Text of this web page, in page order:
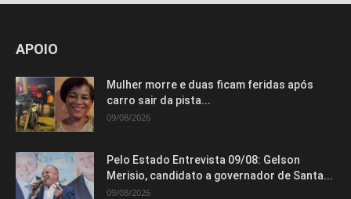
APOIO
Mulher morre e duas ficam feridas após
carro sair da pista...
09/08/2026
Pelo Estado Entrevista 09/08: Gelson
Merisio, candidato a governador de Santa...
09/08/2026